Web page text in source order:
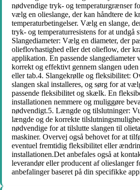
nødvendige tryk- og temperaturgrænser
vælg en olieslange, der kan håndtere de
temperaturbetingelser. Vælg en slange,
tryk- og temperaturresistens for at undgå
Slangediameter: Vælg en diameter, der
olieflovhastighed eller det olieflow, der
applikation. En passende
korrekt og effektivt gennem slangen
eller tab.4. Slangekrølle og fleksibilitet:
slangen skal installeres, og sørg for at
passende fleksibilitet og skælk. En
installationen nemmere og muliggøre
nødvendigt.5. Længde og tilslutninger:
længde og de korrekte
nødvendige for at tilslutte slangen til
maskiner. Overvej også behovet for at
eventuel fremtidig fleksibilitet eller
installationen.Det anbefales også at
leverandør eller producent af olieslanger
anbefalinger baseret på din specifikke